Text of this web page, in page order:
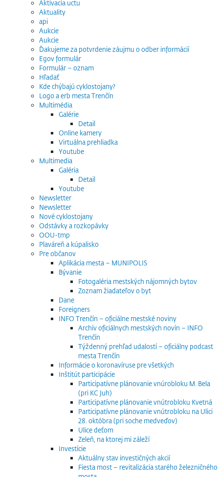
Aktivacia uctu
Aktuality
api
Aukcie
Aukcie
Ďakujeme za potvrdenie záujmu o odber informácií
Egov formulár
Formulár – oznam
Hľadať
Kde chýbajú cyklostojany?
Logo a erb mesta Trenčín
Multimédia
Galérie
Detail
Online kamery
Virtuálna prehliadka
Youtube
Multimedia
Galéria
Detail
Youtube
Newsletter
Newsletter
Nové cyklostojany
Odstávky a rozkopávky
OOU-tmp
Plaváreň a kúpalisko
Pre občanov
Aplikácia mesta – MUNIPOLIS
Bývanie
Fotogaléria mestských nájomných bytov
Zoznam žiadateľov o byt
Dane
Foreigners
INFO Trenčín – oficiálne mestské noviny
Archív oficiálnych mestských novín – INFO
Trenčín
Týždenný prehľad udalostí – oficiálny podcast
mesta Trenčín
Informácie o koronavíruse pre všetkých
Inštitút participácie
Participatívne plánovanie vnúrobloku M. Bela
(pri KC Juh)
Participatívne plánovanie vnútrobloku Kvetná
Participatívne plánovanie vnútrobloku na Ulici
28. októbra (pri soche medveďov)
Ulice deťom
Zeleň, na ktorej mi záleží
Investície
Aktuálny stav investičných akcií
Fiesta most – revitalizácia starého železničného